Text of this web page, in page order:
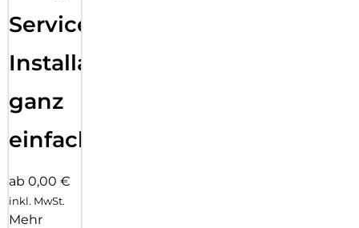
Services
Installation
ganz
einfach
ab 0,00 €
inkl. MwSt.
Mehr